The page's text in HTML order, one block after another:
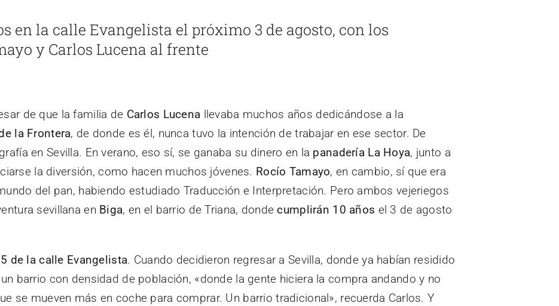
en la calle Evangelista el próximo 3 de agosto, con los
y Carlos Lucena al frente
de que la familia de Carlos Lucena llevaba muchos años dedicándose a la
la Frontera, de donde es él, nunca tuvo la intención de trabajar en ese sector. De
en Sevilla. En verano, eso sí, se ganaba su dinero en la panadería La Hoya, junto a
la diversión, como hacen muchos jóvenes. Rocío Tamayo, en cambio, sí que era
del pan, habiendo estudiado Traducción e Interpretación. Pero ambos vejeriegos
sevillana en Biga, en el barrio de Triana, dondecumplirán 10 años el 3 de agosto
de la calle Evangelista. Cuando decidieron regresar a Sevilla, donde ya habían residido
barrio con densidad de población, «donde la gente hiciera la compra andando y no
se mueven más en coche para comprar. Un barrio tradicional», recuerda Carlos. Y